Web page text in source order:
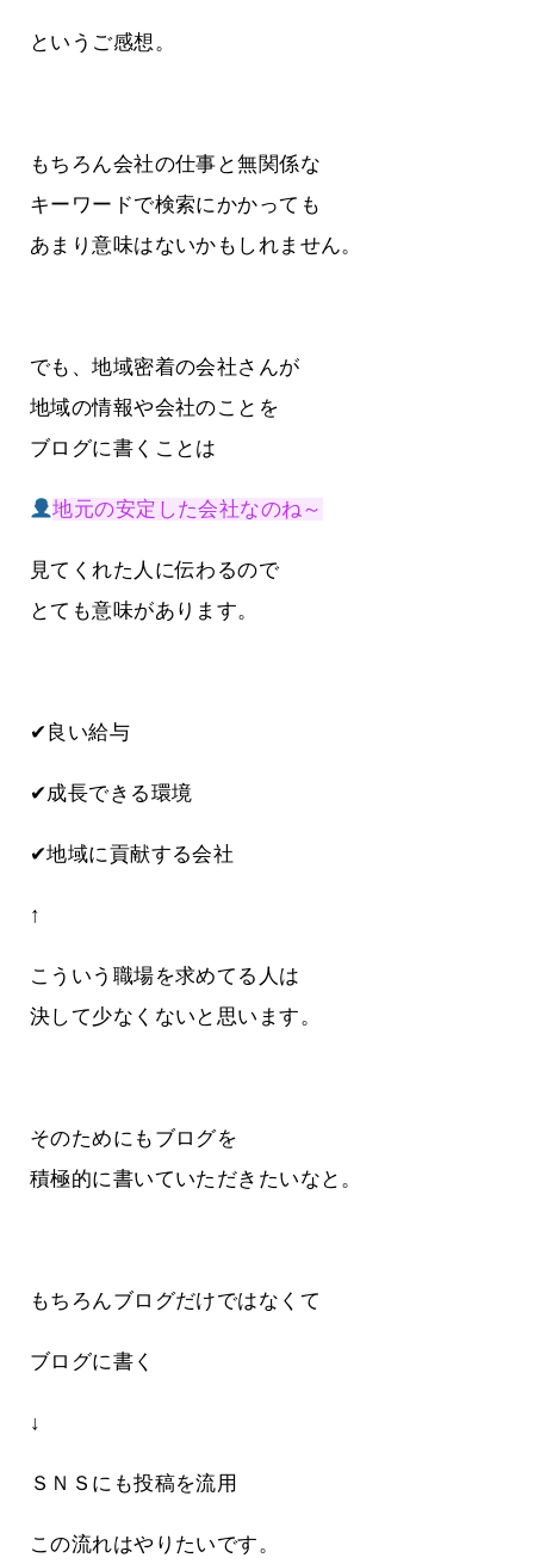
というご感想。
もちろん会社の仕事と無関係な
キーワードで検索にかかっても
あまり意味はないかもしれません。
でも、地域密着の会社さんが
地域の情報や会社のことを
ブログに書くことは
地元の安定した会社なのね～
見てくれた人に伝わるので
とても意味があります。
✔良い給与
✔成長できる環境
✔地域に貢献する会社
↑
こういう職場を求めてる人は
決して少なくないと思います。
そのためにもブログを
積極的に書いていただきたいなと。
もちろんブログだけではなくて
ブログに書く
↓
ＳＮＳにも投稿を流用
この流れはやりたいです。